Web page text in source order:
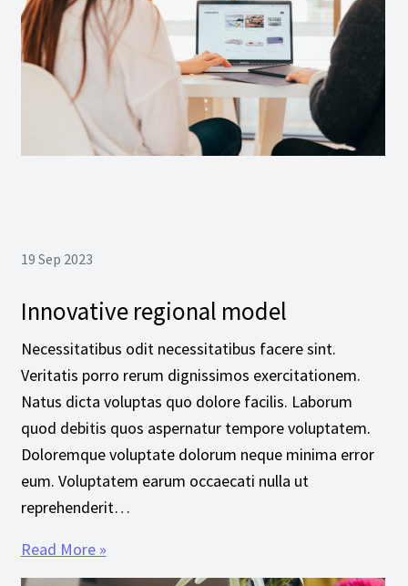
19 Sep 2023
Innovative regional model
Necessitatibus odit necessitatibus facere sint.
Veritatis porro rerum dignissimos exercitationem.
Natus dicta voluptas quo dolore facilis. Laborum
quod debitis quos aspernatur tempore voluptatem.
Doloremque voluptate dolorum neque minima error
eum. Voluptatem earum occaecati nulla ut
reprehenderit…
Read More »